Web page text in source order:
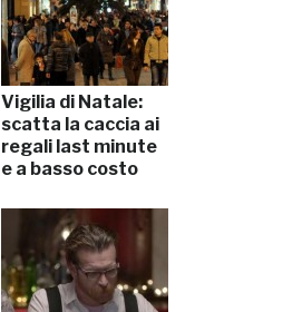
Vigilia di Natale:
scatta la caccia ai
regali last minute
e a basso costo